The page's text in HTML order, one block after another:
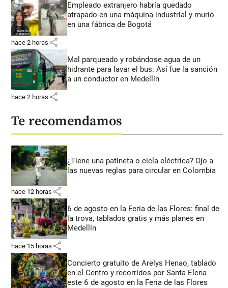
Empleado extranjero habría quedado
atrapado en una máquina industrial y murió
en una fábrica de Bogotá
hace 2 horas share
Mal parqueado y robándose agua de un
hidrante para lavar el bus: Así fue la sanción
a un conductor en Medellín
hace 2 horas share
Te recomendamos
¿Tiene una patineta o cicla eléctrica? Ojo a
las nuevas reglas para circular en Colombia
hace 12 horas share
6 de agosto en la Feria de las Flores: final de
la trova, tablados gratis y más planes en
Medellín
hace 15 horas share
Concierto gratuito de Arelys Henao, tablado
en el Centro y recorridos por Santa Elena
este 6 de agosto en la Feria de las Flores